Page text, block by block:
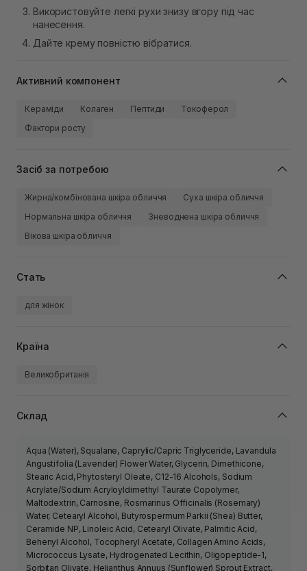
Використовуйте легкі рухи знизу вгору під час
нанесення.
Дайте крему повністю вібратися.
Активний компонент
Кераміди Колаген Пептиди
Токоферол
Фактори росту
Засіб за потребою
Жирна/комбінована шкіра обличчя
Суха шкіра обличчя
Нормальна шкіра обличчя
Зневоднена шкіра обличчя
Вікова шкіра обличчя
Стать
для жінок
Країна
Великобританія
Склад
Aqua (Water), Squalane, Caprylic/Capric Triglyceride, Lavandula
Angustifolia (Lavender) Flower Water, Glycerin, Dimethicone,
Stearic Acid, Phytosteryl Oleate, C12-16 Alcohols, Sodium
Acrylate/Sodium Acryloyldimethyl Taurate Copolymer,
Maltodextrin, Carnosine, Rosmarinus Officinalis (Rosemary)
Water, Cetearyl Alcohol, Butyrospermum Parkii (Shea) Butter,
Ceramide NP, Linoleic Acid, Cetearyl Olivate, Palmitic Acid,
Behenyl Alcohol, Tocopheryl Acetate, Collagen Amino Acids,
Micrococcus Lysate, Hydrogenated Lecithin, Oligopeptide-1,
Sorbitan Olivate, Helianthus Annuus (Sunflower) Sprout Extract,